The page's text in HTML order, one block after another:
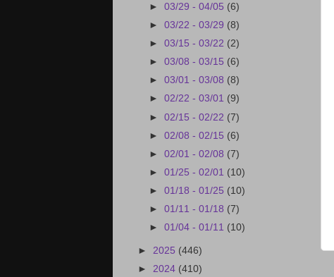
►03/29 - 04/05 (6)
►03/22 - 03/29 (8)
►03/15 - 03/22 (2)
►03/08 - 03/15 (6)
►03/01 - 03/08 (8)
►02/22 - 03/01 (9)
►02/15 - 02/22 (7)
►02/08 - 02/15 (6)
►02/01 - 02/08 (7)
►01/25 - 02/01 (10)
►01/18 - 01/25 (10)
►01/11 - 01/18 (7)
►01/04 - 01/11 (10)
► 2025 (446)
► 2024 (410)